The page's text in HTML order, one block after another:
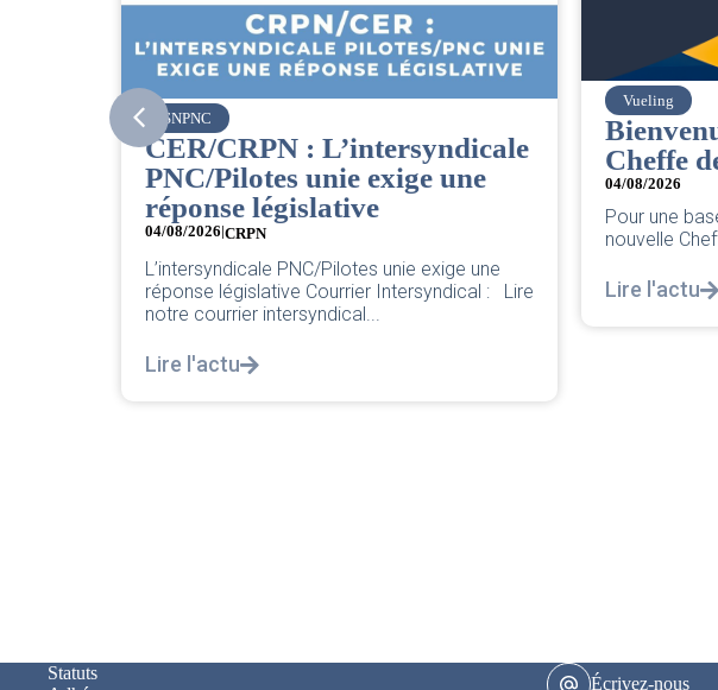
SNPNC
CER/CRPN : L’intersyndicale
PNC/Pilotes unie exige une
réponse législative
04/08/2026|CRPN
L’intersyndicale PNC/Pilotes unie exige une
réponse législative Courrier Intersyndical : Lire
notre courrier intersyndical...
Lire l'actu
Vueling
Cheffe
04/08/2026
Pour une
nouvelle
Lire l'actu
Statuts
Écrivez-nous